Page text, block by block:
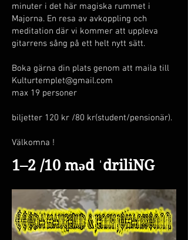
minuter i det här magiska rummet i
Majorna. En resa av avkoppling och
meditation där vi kommer att uppleva
gitarrens sång på ett helt nytt sätt.
Boka gärna din plats genom att maila till
Kulturtemplet@gmail.com
max 19 personer
biljetter 120 kr /80 kr(student/pensionär).
Välkomna !
1–2 /10 məd ˈdriliNG